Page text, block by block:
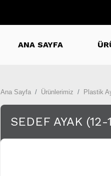
ANA SAYFA
Ana Sayfa Ürünlerimiz Plastik
SEDEF AYAK